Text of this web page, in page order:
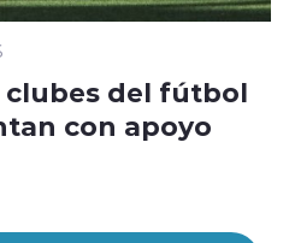
clubes del fútbol
con apoyo